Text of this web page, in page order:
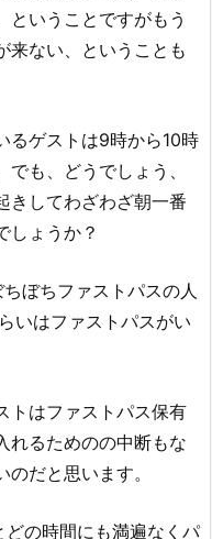
ということですがもう
来ない、ということも
るゲストは9時から10時
も、どうでしょう、
きしてわざわざ朝一番
しょうか？
ぼちファストパスの人
いはファストパスがい
トはファストパス保有
れるためのの中断もな
だと思います。
どの時間にも満遍なくパ